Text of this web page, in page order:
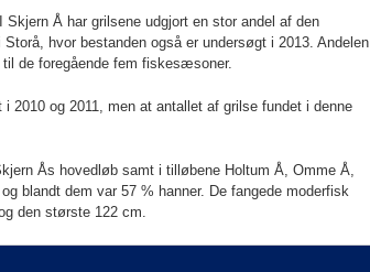
Å har grilsene udgjort en stor andel af den
hvor bestanden også er undersøgt i 2013. Andelen
de foregående fem fiskesæsoner.
og 2011, men at antallet af grilse fundet i denne
Ås hovedløb samt i tilløbene Holtum Å, Omme Å,
blandt dem var 57 % hanner. De fangede moderfisk
den største 122 cm.